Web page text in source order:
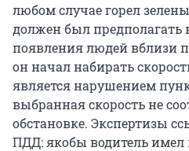
любом случае горел
должен был предполагать
появления людей вблизи
он начал набирать
является нарушением
выбранная скорость не
обстановке. Экспертизы
ПДД: якобы водитель имел